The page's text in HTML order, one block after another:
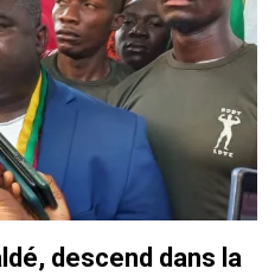
descend dans la